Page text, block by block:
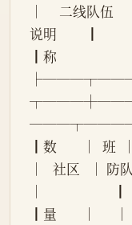
│     二线队伍
说明         ┃
┃称
┃数        │  班
│   社区   │ 防
│                      ┃
┃量        │